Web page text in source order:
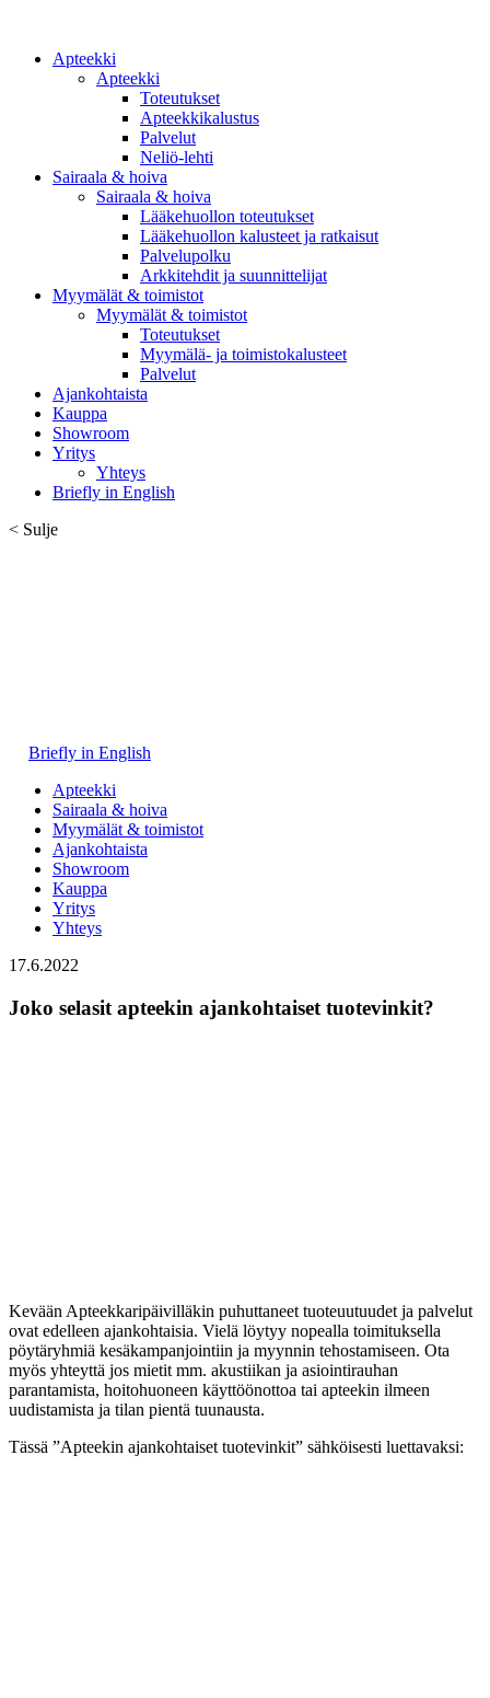
Apteekki
Apteekki
Toteutukset
Apteekkikalustus
Palvelut
Neliö-lehti
Sairaala & hoiva
Sairaala & hoiva
Lääkehuollon toteutukset
Lääkehuollon kalusteet ja ratkaisut
Palvelupolku
Arkkitehdit ja suunnittelijat
Myymälät & toimistot
Myymälät & toimistot
Toteutukset
Myymälä- ja toimistokalusteet
Palvelut
Ajankohtaista
Kauppa
Showroom
Yritys
Yhteys
Briefly in English
< Sulje
Briefly in English
Apteekki
Sairaala & hoiva
Myymälät & toimistot
Ajankohtaista
Showroom
Kauppa
Yritys
Yhteys
17.6.2022
Joko selasit apteekin ajankohtaiset tuotevinkit?
Kevään Apteekkaripäivilläkin puhuttaneet tuoteuutuudet ja palvelut
ovat edelleen ajankohtaisia. Vielä löytyy nopealla toimituksella
pöytäryhmiä kesäkampanjointiin ja myynnin tehostamiseen. Ota
myös yhteyttä jos mietit mm. akustiikan ja asiointirauhan
parantamista, hoitohuoneen käyttöönottoa tai apteekin ilmeen
uudistamista ja tilan pientä tuunausta.
Tässä ”Apteekin ajankohtaiset tuotevinkit” sähköisesti luettavaksi: